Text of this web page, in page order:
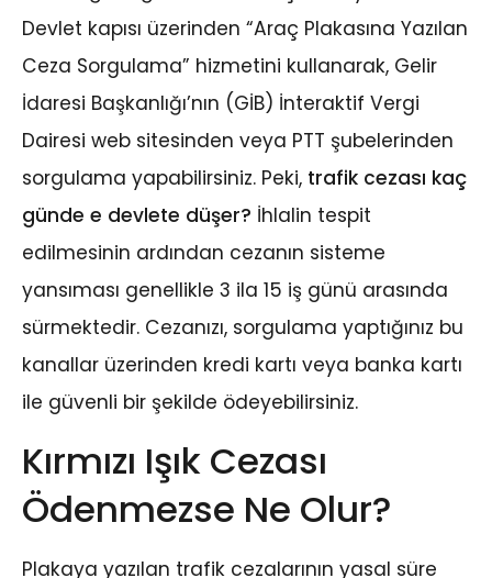
Devlet kapısı üzerinden “Araç Plakasına Yazılan
Ceza Sorgulama” hizmetini kullanarak, Gelir
İdaresi Başkanlığı’nın (GİB) İnteraktif Vergi
Dairesi web sitesinden veya PTT şubelerinden
sorgulama yapabilirsiniz. Peki, trafik cezası kaç
günde e devlete düşer? İhlalin tespit
edilmesinin ardından cezanın sisteme
yansıması genellikle 3 ila 15 iş günü arasında
sürmektedir. Cezanızı, sorgulama yaptığınız bu
kanallar üzerinden kredi kartı veya banka kartı
ile güvenli bir şekilde ödeyebilirsiniz.
Kırmızı Işık Cezası
Ödenmezse Ne Olur?
Plakaya yazılan trafik cezalarının yasal süre